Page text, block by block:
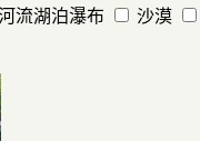
流湖泊瀑布 沙漠